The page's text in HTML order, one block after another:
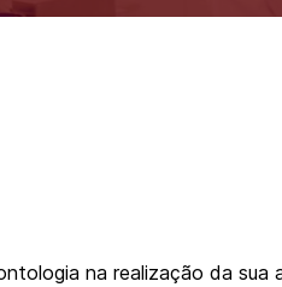
na realização da sua